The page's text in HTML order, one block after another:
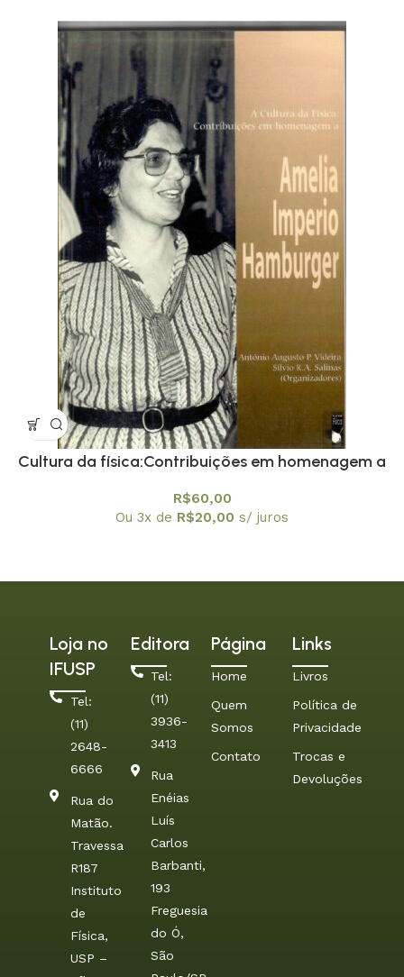
Cultura da física:Contribuições em homenagem a
R$60,00
Ou 3x de R$20,00 s/ juros
Loja no
IFUSP
Tel:
(11)
2648-
6666
Rua do
Matão.
Travessa
R187
Instituto
de
Física,
USP –
Editora
Tel:
(11)
3936-
3413
Rua
Enéias
Luís
Carlos
Barbanti,
193
Freguesia
do Ó,
São
Página
Home
Quem
Somos
Contato
Links
Livros
Política de
Privacidade
Trocas e
Devoluções